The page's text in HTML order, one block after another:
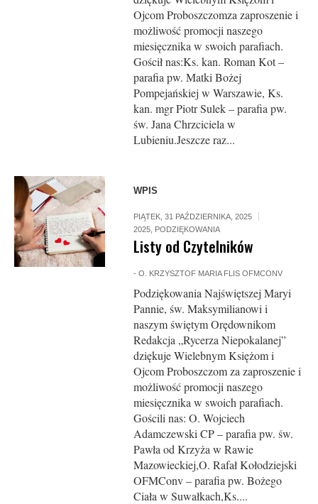
Ojcom Proboszczomza zaproszenie i
możliwość promocji naszego
miesięcznika w swoich parafiach.
Gościł nas:Ks. kan. Roman Kot –
parafia pw. Matki Bożej
Pompejańskiej w Warszawie, Ks.
kan. mgr Piotr Sulek – parafia pw.
św. Jana Chrzciciela w
Lubieniu.Jeszcze raz...
WPIS
PIĄTEK, 31 PAŹDZIERNIKA, 2025
2025 PODZIĘKOWANIA
Listy od Czytelników
-O. KRZYSZTOF MARIA FLIS OFMCONV
Podziękowania Najświętszej Maryi
Pannie, św. Maksymilianowi i
naszym świętym Orędownikom
Redakcja „Rycerza Niepokalanej”
dziękuje Wielebnym Księżom i
Ojcom Proboszczom za zaproszenie i
możliwość promocji naszego
miesięcznika w swoich parafiach.
Gościli nas: O. Wojciech
Adamczewski CP – parafia pw. św.
Pawła od Krzyża w Rawie
Mazowieckiej,O. Rafał Kołodziejski
OFMConv – parafia pw. Bożego
Ciała w Suwałkach,Ks....